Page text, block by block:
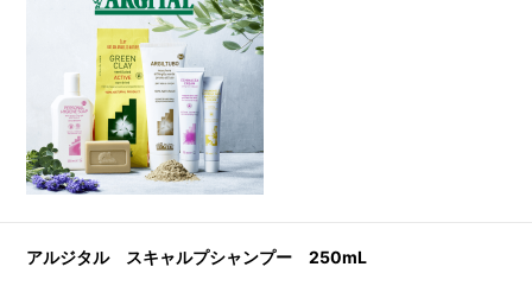
アルジタル スキャルプシャンプー 250mL